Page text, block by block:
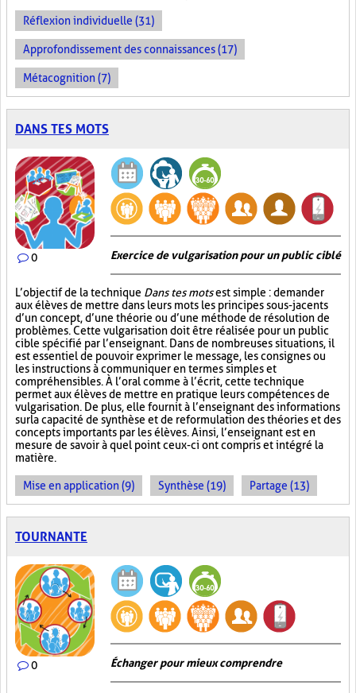
Réflexion individuelle (31)
Approfondissement des connaissances (17)
Métacognition (7)
DANS TES MOTS
0 Exercice de vulgarisation pour un public ciblé
L’objectif de la technique Dans tes motsest simple : demander
aux élèves de mettre dans leurs mots les principes sous-jacents
d’un concept, d’une théorie ou d’une méthode de résolution de
problèmes. Cette vulgarisation doit être réalisée pour un public
cible spécifié par l’enseignant. Dans de nombreuses situations, il
est essentiel de pouvoir exprimer le message, les consignes ou
les instructions à communiquer en termes simples et
compréhensibles. À l’oral comme à l’écrit, cette technique
permet aux élèves de mettre en pratique leurs compétences de
vulgarisation. De plus, elle fournit à l’enseignant des informations
sur la capacité de synthèse et de reformulation des théories et des
concepts importants par les élèves. Ainsi, l’enseignant est en
mesure de savoir à quel point ceux-ci ont compris et intégré la
matière.
Mise en application (9) Synthèse (19) Partage (13)
TOURNANTE
0 Échanger pour mieux comprendre